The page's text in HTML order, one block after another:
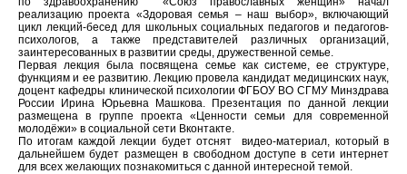
реализацию проекта «Здоровая семья – наш выбор», включающий
цикл лекций-бесед для школьных социальных педагогов и педагогов-
психологов, а также представителей различных организаций,
заинтересованных в развитии среды, дружественной семье.
Первая лекция была посвящена семье как системе, ее структуре,
функциям и ее развитию. Лекцию провела кандидат медицинских наук,
доцент кафедры клинической психологии ФГБОУ ВО СГМУ Минздрава
России Ирина Юрьевна Машкова. Презентация по данной лекции
размещена в группе проекта «Ценности семьи для современной
молодёжи» в социальной сети Вконтакте.
По итогам каждой лекции будет отснят видео-материал, который в
дальнейшем будет размещен в свободном доступе в сети интернет
для всех желающих познакомиться с данной интересной темой.